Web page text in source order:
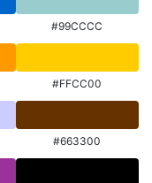
#99CCCC
#FFCC00
#663300